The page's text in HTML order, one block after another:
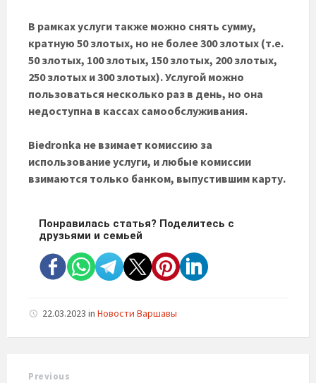
В рамках услуги также можно снять сумму,
кратную 50 злотых, но не более 300 злотых (т.е.
50 злотых, 100 злотых, 150 злотых, 200 злотых,
250 злотых и 300 злотых). Услугой можно
пользоваться несколько раз в день, но она
недоступна в кассах самообслуживания.
Biedronka не взимает комиссию за
использование услуги, и любые комиссии
взимаются только банком, выпустившим карту.
Понравилась статья? Поделитесь с
друзьями и семьей
22.03.2023 in Новости Варшавы
Previous